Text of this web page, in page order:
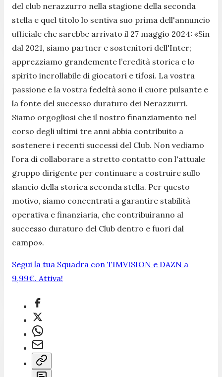
del club nerazzurro nella stagione della seconda
stella e quel titolo lo sentiva suo prima dell'annuncio
ufficiale che sarebbe arrivato il 27 maggio 2024: «Sin
dal 2021, siamo partner e sostenitori dell'Inter;
apprezziamo grandemente l’eredità storica e lo
spirito incrollabile di giocatori e tifosi. La vostra
passione e la vostra fedeltà sono il cuore pulsante e
la fonte del successo duraturo dei Nerazzurri.
Siamo orgogliosi che il nostro finanziamento nel
corso degli ultimi tre anni abbia contribuito a
sostenere i recenti successi del Club. Non vediamo
l’ora di collaborare a stretto contatto con l'attuale
gruppo dirigente per continuare a costruire sullo
slancio della storica seconda stella. Per questo
motivo, siamo concentrati a garantire stabilità
operativa e finanziaria, che contribuiranno al
successo duraturo del Club dentro e fuori dal
campo».
Segui la tua Squadra con TIMVISION e DAZN a
9,99€. Attiva!